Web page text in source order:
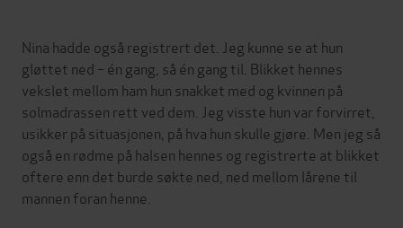
Nina hadde også registrert det. Jeg kunne se at hun
gløttet ned – én gang, så én gang til. Blikket hennes
vekslet mellom ham hun snakket med og kvinnen på
solmadrassen rett ved dem. Jeg visste hun var forvirret,
usikker på situasjonen, på hva hun skulle gjøre. Men jeg så
også en rødme på halsen hennes og registrerte at blikket
oftere enn det burde søkte ned, ned mellom lårene til
mannen foran henne.